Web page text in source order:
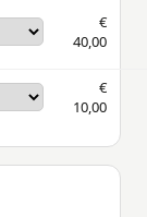
€
40,00
€
10,00